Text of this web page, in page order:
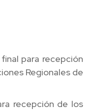
para recepción
Regionales de
recepción de los